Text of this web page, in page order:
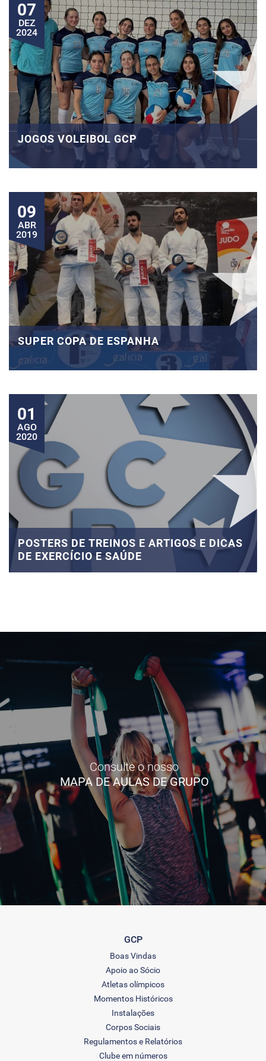
07
DEZ
2024
JOGOS VOLEIBOL GCP
09
ABR
2019
SUPER COPA DE ESPANHA
01
AGO
2020
POSTERS DE TREINOS E ARTIGOS E DICAS
DE EXERCÍCIO E SAÚDE
Consulte o nosso
MAPA DE AULAS DE GRUPO
GCP
Boas Vindas
Apoio ao Sócio
Atletas olímpicos
Momentos Históricos
Instalações
Corpos Sociais
Regulamentos e Relatórios
Clube em números